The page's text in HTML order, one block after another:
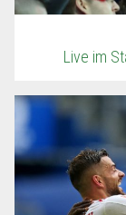
Live im